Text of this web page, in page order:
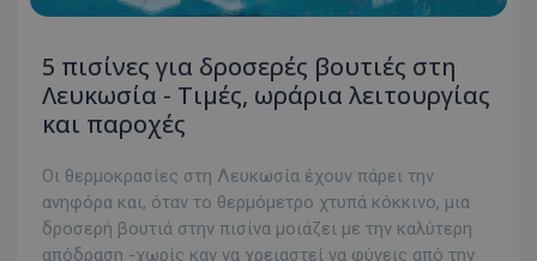
5 πισίνες για δροσερές βουτιές στη
Λευκωσία - Τιμές, ωράρια λειτουργίας
και παροχές
Οι θερμοκρασίες στη Λευκωσία έχουν πάρει την
ανηφόρα και, όταν το θερμόμετρο χτυπά κόκκινο, μια
δροσερή βουτιά στην πισίνα μοιάζει με την καλύτερη
απόδραση -χωρίς καν να χρειαστεί να φύγεις από την